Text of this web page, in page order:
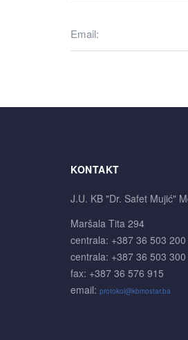
KONTAKT
J.U. KB "Dr. Safet Mujić"
Maršala Tita 294
centrala: +387 36 503 200
centrala: +387 36 503 300
fax: +387 36 576 915
email: protokol@kbmostar.ba